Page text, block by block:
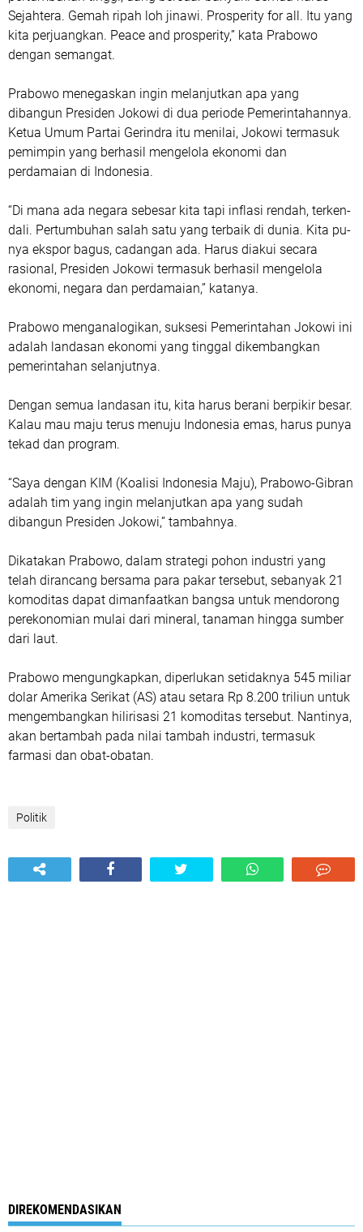
Sejahtera. Gemah ripah loh ji­nawi. Prosperity for all. Itu yang
kita perjuangkan. Peace and prosperity,” kata Prabowo
dengan semangat.
Prabowo menegaskan ingin melanjutkan apa yang
dibangun Presiden Jokowi di dua periode Pemerintahannya.
Ketua Umum Partai Gerindra itu menilai, Jokowi termasuk
pemimpin yang berhasil mengelola ekonomi dan
perdamaian di Indonesia.
“Di mana ada negara sebesar kita tapi inflasi rendah, terken­
dali. Pertumbuhan salah satu yang terbaik di dunia. Kita pu­
nya ekspor bagus, cadangan ada. Harus diakui secara
rasional, Presiden Jokowi termasuk ber­hasil mengelola
ekonomi, negara dan perdamaian,” katanya.
Prabowo menganalogikan, suksesi Pemerintahan Jokowi ini
adalah landasan ekonomi yang tinggal dikembangkan
pemerintahan selanjutnya.
Dengan semua landasan itu, kita harus berani berpikir besar.
Kalau mau maju terus menuju Indonesia emas, harus punya
tekad dan program.
“Saya dengan KIM (Koalisi Indonesia Maju), Prabowo-Gibran
adalah tim yang ingin melanjutkan apa yang sudah
dibangun Presiden Jokowi,” tambahnya.
Dikatakan Prabowo, dalam strate­gi pohon industri yang
telah dirancang bersama para pakar tersebut, sebanyak 21
komoditas dapat dimanfaatkan bangsa untuk mendorong
perekonomian mulai dari mineral, tanaman hingga sumber
dari laut.
Prabowo mengungkapkan, diperlukan setidaknya 545 miliar
dolar Amerika Serikat (AS) atau setara Rp 8.200 triliun untuk
mengembangkan hilirisasi 21 komoditas tersebut. Nantinya,
akan bertambah pada nilai tam­bah industri, termasuk
farmasi dan obat-obatan.
Politik
DIREKOMENDASIKAN